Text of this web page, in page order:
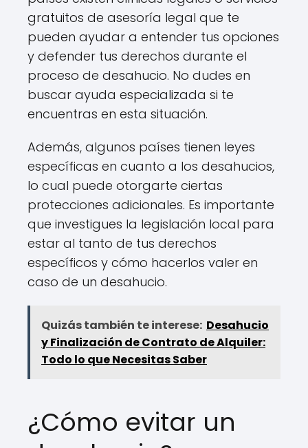
gratuitos de asesoría legal que te
pueden ayudar a entender tus opciones
y defender tus derechos durante el
proceso de desahucio. No dudes en
buscar ayuda especializada si te
encuentras en esta situación.
Además, algunos países tienen leyes
específicas en cuanto a los desahucios,
lo cual puede otorgarte ciertas
protecciones adicionales. Es importante
que investigues la legislación local para
estar al tanto de tus derechos
específicos y cómo hacerlos valer en
caso de un desahucio.
Quizás también te interese: Desahucio
y Finalización de Contrato de Alquiler:
Todo lo que Necesitas Saber
¿Cómo evitar un